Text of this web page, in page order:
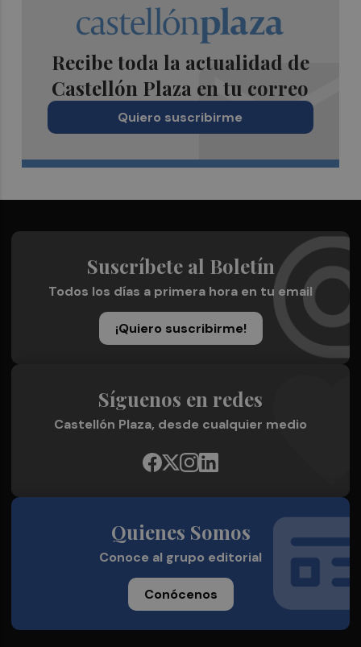
Recibe toda la actualidad de
Castellón Plaza en tu correo
Quiero suscribirme
Suscríbete al Boletín
Todos los días a primera hora en tu email
¡Quiero suscribirme!
Síguenos en redes
Castellón Plaza, desde cualquier medio
Quienes Somos
Conoce al grupo editorial
Conócenos